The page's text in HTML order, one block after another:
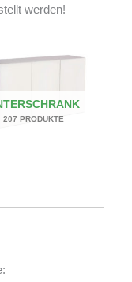
werden!
207 PRODUKTE